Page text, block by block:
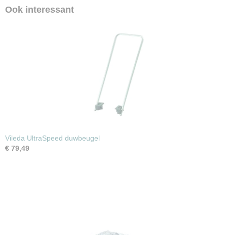
Ook interessant
Vileda UltraSpeed duwbeugel
€ 79,49